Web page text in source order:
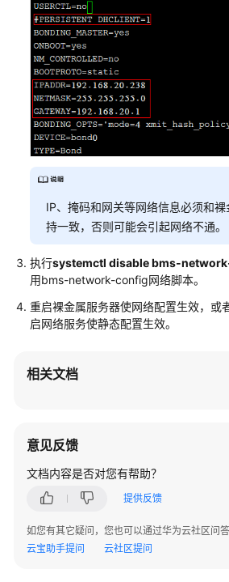
佳
实
践
API
参
考
SDK
参
景
代
码
例
见
产
咨
询
服
务
IP、掩码和网关等网络信息必须和
持一致，否则可能会引起网络不通。
执行systemctl disable bms-
用bms-network-config网络脚本。
重启裸金属服务器使网络配置生效，或
启网络服务使静态配置生效。
相关文档
意见反馈
文档内容是否对您有帮助？
提供反馈
如您有其它疑问，您也可以通过华为云社区问
云宝助手提问
云社区提问